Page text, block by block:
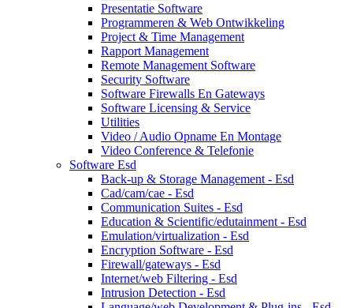
Presentatie Software
Programmeren & Web Ontwikkeling
Project & Time Management
Rapport Management
Remote Management Software
Security Software
Software Firewalls En Gateways
Software Licensing & Service
Utilities
Video / Audio Opname En Montage
Video Conference & Telefonie
Software Esd
Back-up & Storage Management - Esd
Cad/cam/cae - Esd
Communication Suites - Esd
Education & Scientific/edutainment - Esd
Emulation/virtualization - Esd
Encryption Software - Esd
Firewall/gateways - Esd
Internet/web Filtering - Esd
Intrusion Detection - Esd